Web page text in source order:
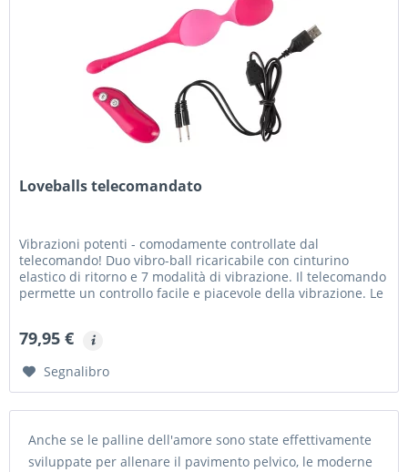
Loveballs telecomandato
Vibrazioni potenti - comodamente controllate dal
telecomando! Duo vibro-ball ricaricabile con cinturino
elastico di ritorno e 7 modalità di vibrazione. Il telecomando
permette un controllo facile e piacevole della vibrazione. Le
79,95 €
Segnalibro
Anche se le palline dell'amore sono state effettivamente
sviluppate per allenare il pavimento pelvico, le moderne